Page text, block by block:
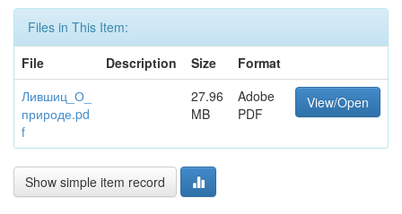
Files in This Item:
File
Description Size
Format
Лившиц_О_
природе.pd
f
27.96
MB
Adobe
PDF
View/Open
Show simple item record